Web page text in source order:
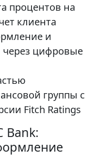
процентов на
клиента
и
через цифровые
группы с
Fitch Ratings
Bank: